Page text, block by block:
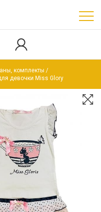
комплекты
девочки Miss Glory